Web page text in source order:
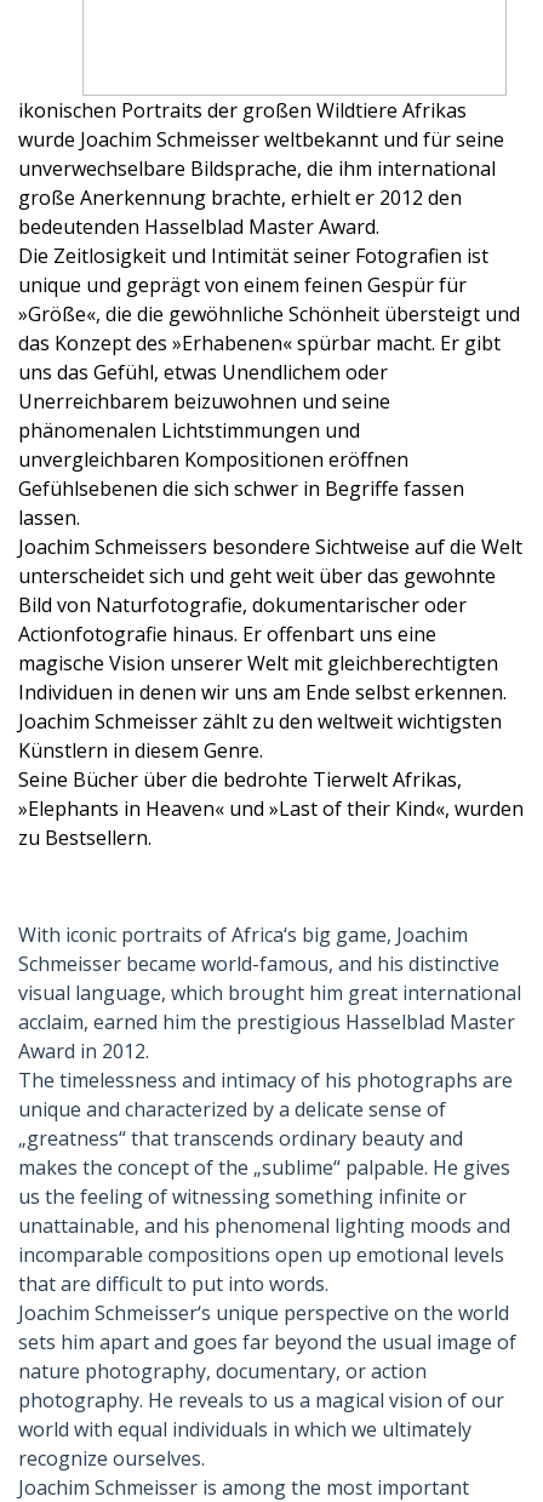
ikonischen Portraits der großen Wildtiere Afrikas
wurde Joachim Schmeisser weltbekannt und für seine
unverwechselbare Bildsprache, die ihm international
große Anerkennung brachte, erhielt er 2012 den
bedeutenden Hasselblad Master Award.
Die Zeitlosigkeit und Intimität seiner Fotografien ist
unique und geprägt von einem feinen Gespür für
»Größe«, die die gewöhnliche Schönheit übersteigt und
das Konzept des »Erhabenen« spürbar macht. Er gibt
uns das Gefühl, etwas Unendlichem oder
Unerreichbarem beizuwohnen und seine
phänomenalen Lichtstimmungen und
unvergleichbaren Kompositionen eröffnen
Gefühlsebenen die sich schwer in Begriffe fassen
lassen.
Joachim Schmeissers besondere Sichtweise auf die Welt
unterscheidet sich und geht weit über das gewohnte
Bild von Naturfotografie, dokumentarischer oder
Actionfotografie hinaus. Er offenbart uns eine
magische Vision unserer Welt mit gleichberechtigten
Individuen in denen wir uns am Ende selbst erkennen.
Joachim Schmeisser zählt zu den weltweit wichtigsten
Künstlern in diesem Genre.
Seine Bücher über die bedrohte Tierwelt Afrikas,
»Elephants in Heaven« und »Last of their Kind«, wurden
zu Bestsellern.
With iconic portraits of Africa‘s big game, Joachim
Schmeisser became world-famous, and his distinctive
visual language, which brought him great international
acclaim, earned him the prestigious Hasselblad Master
Award in 2012.
The timelessness and intimacy of his photographs are
unique and characterized by a delicate sense of
„greatness“ that transcends ordinary beauty and
makes the concept of the „sublime“ palpable. He gives
us the feeling of witnessing something infinite or
unattainable, and his phenomenal lighting moods and
incomparable compositions open up emotional levels
that are difficult to put into words.
Joachim Schmeisser‘s unique perspective on the world
sets him apart and goes far beyond the usual image of
nature photography, documentary, or action
photography. He reveals to us a magical vision of our
world with equal individuals in which we ultimately
recognize ourselves.
Joachim Schmeisser is among the most important